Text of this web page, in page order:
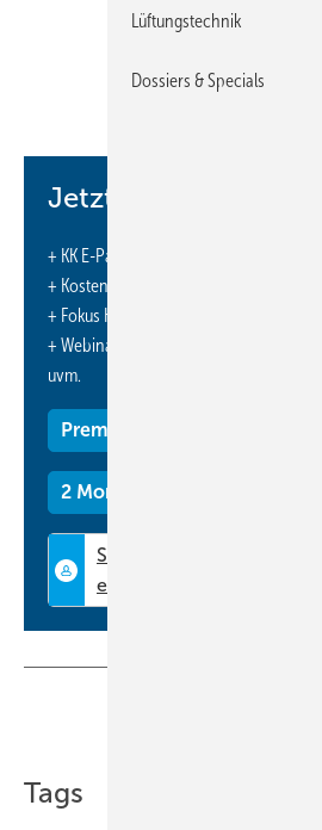
Wolfgang Hoffschröer, Vertriebsleiter bei
Jetzt weiterlesen
+ KK E-Paper-Ausgabe – jeden Monat
+ Kostenfreien Zugang zu unserem
+ Fokus KK: Sonderhefte (PDF)
+ Webinare und Veranstaltungen mit
uvm.
Premium Mitgliedschaft
2 Monate kostenlos testen
Tags
Lüftungstechnik
Dossiers & Specials